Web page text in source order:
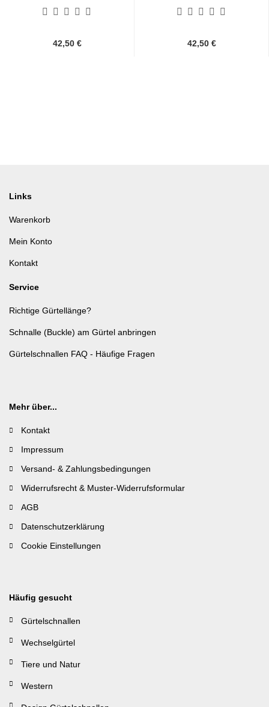
42,50 € 42,50 €
Links
Warenkorb
Mein Konto
Kontakt
Service
Richtige Gürtellänge?
Schnalle (Buckle) am Gürtel anbringen
Gürtelschnallen FAQ - Häufige Fragen
Mehr über...
Kontakt
Impressum
Versand- & Zahlungsbedingungen
Widerrufsrecht & Muster-Widerrufsformular
AGB
Datenschutzerklärung
Cookie Einstellungen
Häufig gesucht
Gürtelschnallen
Wechselgürtel
Tiere und Natur
Western